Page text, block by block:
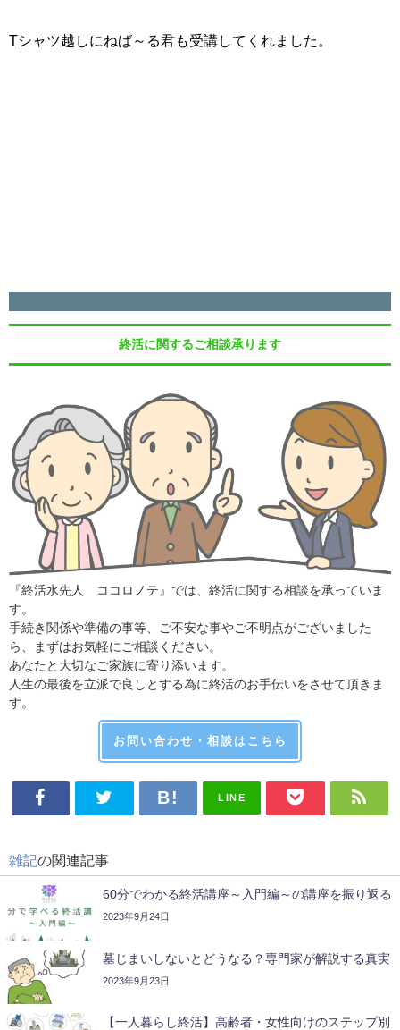
Tシャツ越しにねば～る君も受講してくれました。
終活に関するご相談承ります
『終活水先人 ココロノテ』では、終活に関する相談を承っていま
す。
手続き関係や準備の事等、ご不安な事やご不明点がございました
ら、まずはお気軽にご相談ください。
あなたと大切なご家族に寄り添います。
人生の最後を立派で良しとする為に終活のお手伝いをさせて頂きま
す。
お問い合わせ・相談はこちら
LINE
雑記の関連記事
60分でわかる終活講座～入門編～の講座を振り返る
2023年9月24日
墓じまいしないとどうなる？専門家が解説する真実
2023年9月23日
【一人暮らし終活】高齢者・女性向けのステップ別